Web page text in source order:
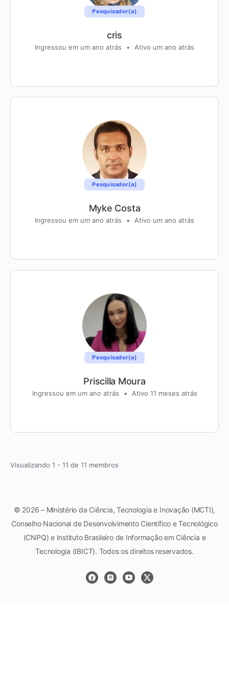
Pesquisador(a)
cris
Ingressou em um ano atrás • Ativo um ano atrás
Pesquisador(a)
Myke Costa
Ingressou em um ano atrás • Ativo um ano atrás
Pesquisador(a)
Priscilla Moura
Ingressou em um ano atrás • Ativo 11 meses atrás
Visualizando 1 - 11 de 11 membros
© 2026 – Ministério da Ciência, Tecnologia e Inovação (MCTI),
Conselho Nacional de Desenvolvimento Científico e Tecnológico
(CNPQ) e Instituto Brasileiro de Informação em Ciência e
Tecnologia (IBICT). Todos os direitos reservados.